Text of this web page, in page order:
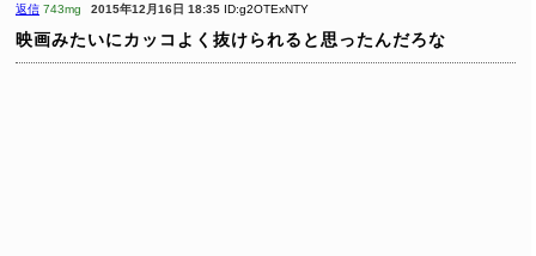
返信 743mg 2015年12月16日 18:35 ID:g2OTExNTY
映画みたいにカッコよく抜けられると思ったんだろな